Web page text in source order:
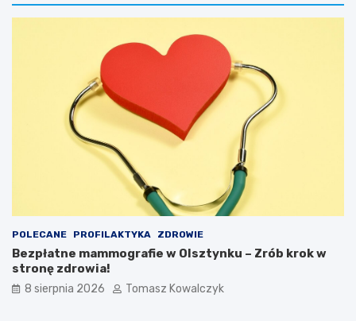
POLECANE PROFILAKTYKA ZDROWIE
Bezpłatne mammografie w Olsztynku – Zrób krok w
stronę zdrowia!
8 sierpnia 2026 Tomasz Kowalczyk